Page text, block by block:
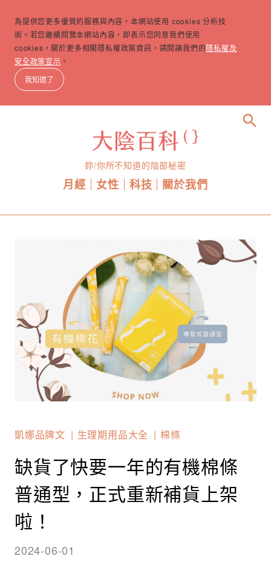
為提供您更多優質的服務與內容，本網站使用 cookies 分析技
術。若您繼續閱覽本網站內容，即表示您同意我們使用
cookies，關於更多相關隱私權政策資訊，請閱讀我們的隱私權及
安全政策宣示 。
我知道了
妳/你所不知道的陰部秘密
月經 女性 科技 關於我們
search
凱娜品牌文 生理期用品大全 棉條
缺貨了快要一年的有機棉條
普通型，正式重新補貨上架
啦！
2024-06-01